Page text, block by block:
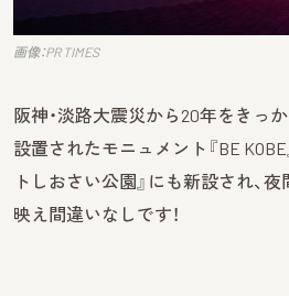
画像：PR TIMES
阪神・淡路大震災から20年をきっ
設置されたモニュメント『BE
トしおさい公園』にも新設され、
映え間違いなしです！